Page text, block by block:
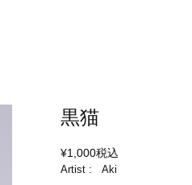
黒猫
¥1,000税込
Artist : Aki